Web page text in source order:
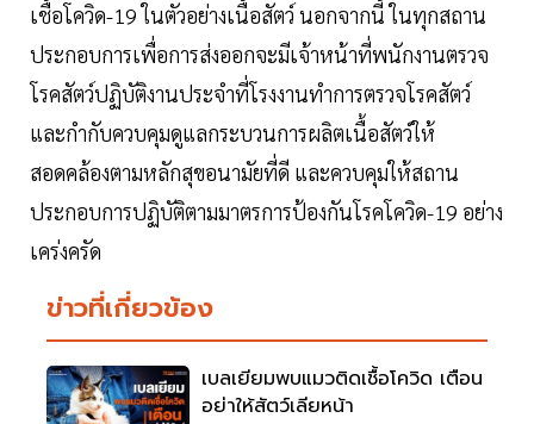
เชื้อโควิด-19 ในตัวอย่างเนื้อสัตว์ นอกจากนี้ ในทุกสถาน
ประกอบการเพื่อการส่งออกจะมีเจ้าหน้าที่พนักงานตรวจ
โรคสัตว์ปฏิบัติงานประจำที่โรงงานทำการตรวจโรคสัตว์
และกำกับควบคุมดูแลกระบวนการผลิตเนื้อสัตว์ให้
สอดคล้องตามหลักสุขอนามัยที่ดี และควบคุมให้สถาน
ประกอบการปฏิบัติตามมาตรการป้องกันโรคโควิด-19 อย่าง
เคร่งครัด
ข่าวที่เกี่ยวข้อง
เบลเยียมพบแมวติดเชื้อโควิด เตือน
อย่าให้สัตว์เลียหน้า